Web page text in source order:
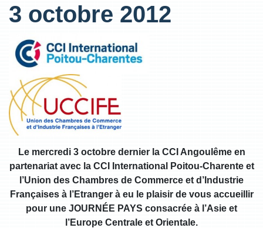
3 octobre 2012
Le mercredi 3 octobre dernier la CCI Angoulême en
partenariat avec la CCI International Poitou-Charente et
l’Union des Chambres de Commerce et d’Industrie
Françaises à l’Etranger à eu le plaisir de vous accueillir
pour une JOURNÉE PAYS consacrée à l’Asie et
l’Europe Centrale et Orientale.